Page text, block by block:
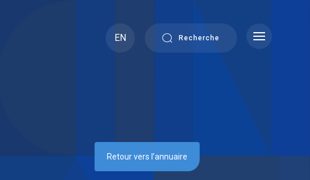
EN
Recherche
Retour vers l’annuaire